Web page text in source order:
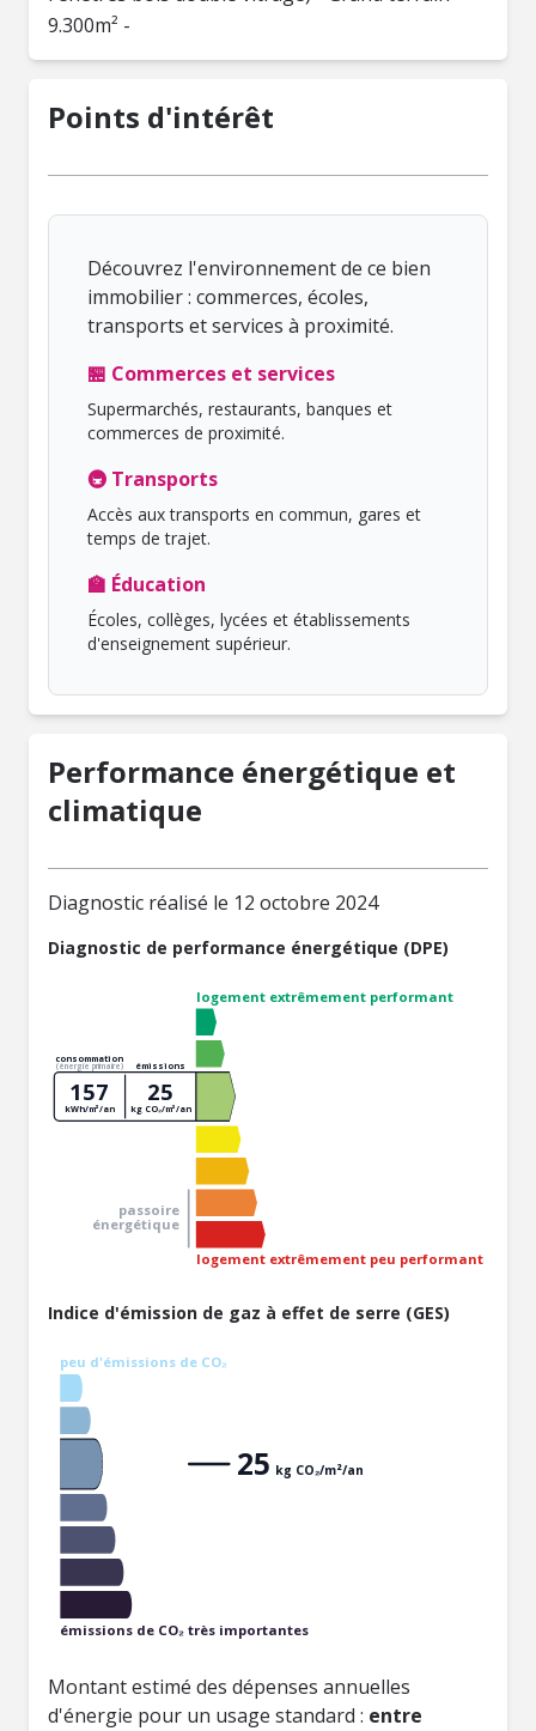
9.300m² -
Points d'intérêt
Découvrez l'environnement de ce bien
immobilier : commerces, écoles,
transports et services à proximité.
🏪 Commerces et services
Supermarchés, restaurants, banques et
commerces de proximité.
🚇 Transports
Accès aux transports en commun, gares et
temps de trajet.
🏫 Éducation
Écoles, collèges, lycées et établissements
d'enseignement supérieur.
Performance énergétique et
climatique
Diagnostic réalisé le 12 octobre 2024
Diagnostic de performance énergétique (DPE)
logement extrêmement performant
logement extrêmement peu performant
passoire
énergétique
consommation
(énergie primaire) émissions
157
kWh/m²/an
25
kg CO₂/m²/an
Indice d'émission de gaz à effet de serre (GES)
peu d'émissions de CO₂
émissions de CO₂ très importantes
25 kg CO₂/m²/an
Montant estimé des dépenses annuelles
d'énergie pour un usage standard : entre